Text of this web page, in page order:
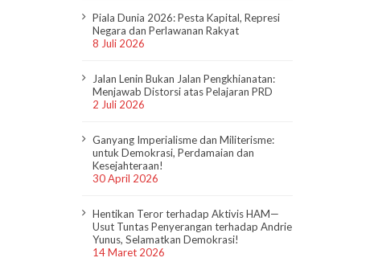
Piala Dunia 2026: Pesta Kapital, Represi
Negara dan Perlawanan Rakyat
8 Juli 2026
Jalan Lenin Bukan Jalan Pengkhianatan:
Menjawab Distorsi atas Pelajaran PRD
2 Juli 2026
Ganyang Imperialisme dan Militerisme:
untuk Demokrasi, Perdamaian dan
Kesejahteraan!
30 April 2026
Hentikan Teror terhadap Aktivis HAM—
Usut Tuntas Penyerangan terhadap Andrie
Yunus, Selamatkan Demokrasi!
14 Maret 2026